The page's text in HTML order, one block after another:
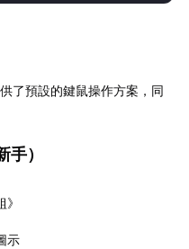
了預設的鍵鼠操作方案，同
）
示